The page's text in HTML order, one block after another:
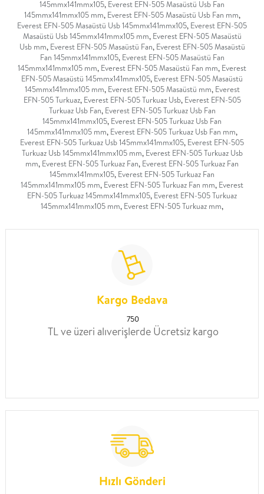
145mmx141mmx105, Everest EFN-505 Masaüstü Usb Fan
145mmx141mmx105 mm, Everest EFN-505 Masaüstü Usb Fan mm,
Everest EFN-505 Masaüstü Usb 145mmx141mmx105, Everest EFN-505
Masaüstü Usb 145mmx141mmx105 mm, Everest EFN-505 Masaüstü
Usb mm, Everest EFN-505 Masaüstü Fan, Everest EFN-505 Masaüstü
Fan 145mmx141mmx105, Everest EFN-505 Masaüstü Fan
145mmx141mmx105 mm, Everest EFN-505 Masaüstü Fan mm, Everest
EFN-505 Masaüstü 145mmx141mmx105, Everest EFN-505 Masaüstü
145mmx141mmx105 mm, Everest EFN-505 Masaüstü mm, Everest
EFN-505 Turkuaz, Everest EFN-505 Turkuaz Usb, Everest EFN-505
Turkuaz Usb Fan, Everest EFN-505 Turkuaz Usb Fan
145mmx141mmx105, Everest EFN-505 Turkuaz Usb Fan
145mmx141mmx105 mm, Everest EFN-505 Turkuaz Usb Fan mm,
Everest EFN-505 Turkuaz Usb 145mmx141mmx105, Everest EFN-505
Turkuaz Usb 145mmx141mmx105 mm, Everest EFN-505 Turkuaz Usb
mm, Everest EFN-505 Turkuaz Fan, Everest EFN-505 Turkuaz Fan
145mmx141mmx105, Everest EFN-505 Turkuaz Fan
145mmx141mmx105 mm, Everest EFN-505 Turkuaz Fan mm, Everest
EFN-505 Turkuaz 145mmx141mmx105, Everest EFN-505 Turkuaz
145mmx141mmx105 mm, Everest EFN-505 Turkuaz mm,
Kargo Bedava
750
TL ve üzeri alıverişlerde Ücretsiz kargo
Hızlı Gönderi